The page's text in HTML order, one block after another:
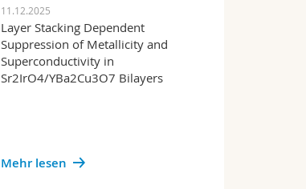
11.12.2025
Layer Stacking Dependent
Suppression of Metallicity and
Superconductivity in
Sr2IrO4/YBa2Cu3O7 Bilayers
Mehr lesen